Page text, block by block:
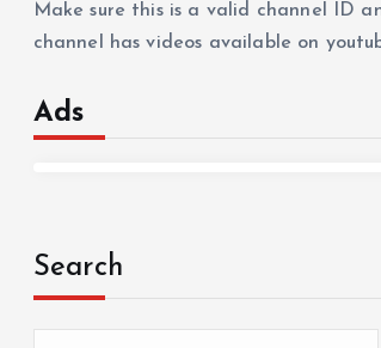
Make sure this is a valid channel ID
channel has videos available on
Ads
Search